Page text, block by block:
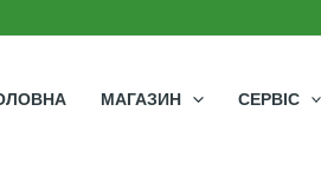
МАГАЗИН СЕРВІС